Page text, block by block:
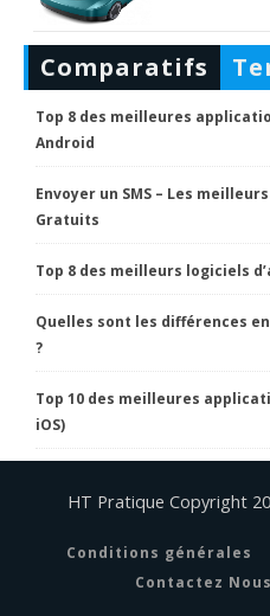
Comparatifs
Top 8 des meilleures
Android
Envoyer un SMS – Les
Gratuits
Top 8 des meilleurs logiciels
Quelles sont les différences
?
Top 10 des meilleures
iOS)
HT Pratique Copyright
Conditions générales
Contactez Nous